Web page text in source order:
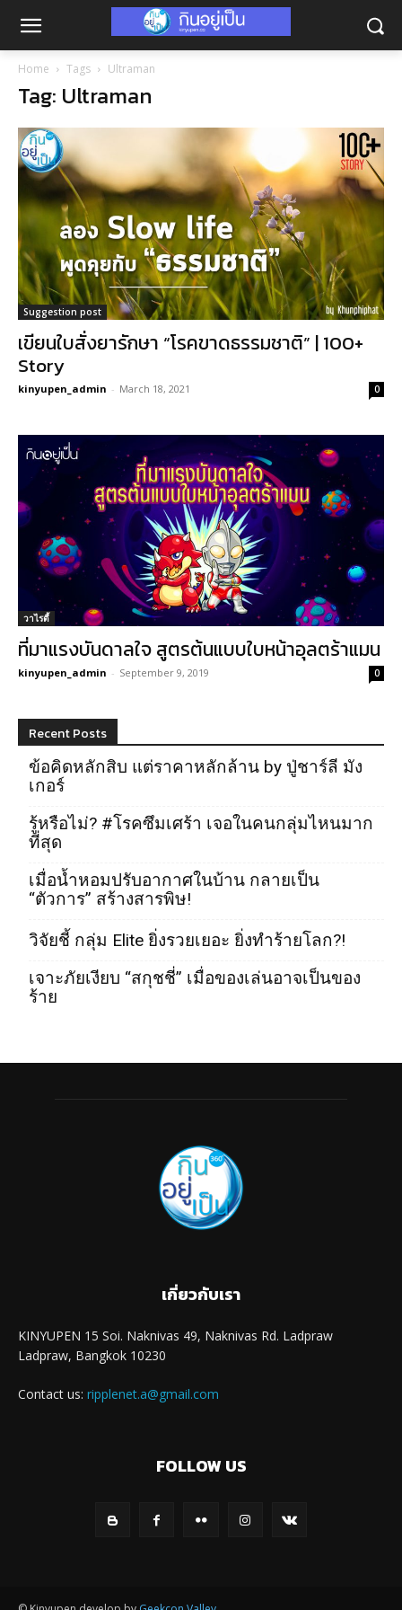
Home Tags Ultraman
Tag: Ultraman
Suggestion post
เขียนใบสั่งยารักษา “โรคขาดธรรมชาติ” | 100+
Story
kinyupen_admin - March 18, 2021 0
วาไรตี้
ที่มาแรงบันดาลใจ สูตรต้นแบบใบหน้าอุลตร้าแมน
kinyupen_admin - September 9, 2019 0
Recent Posts
ข้อคิดหลักสิบ แต่ราคาหลักล้าน by ปู่ชาร์ลี มัง
เกอร์
รู้หรือไม่? #โรคซึมเศร้า เจอในคนกลุ่มไหนมาก
ที่สุด
เมื่อน้ำหอมปรับอากาศในบ้าน กลายเป็น
“ตัวการ” สร้างสารพิษ!
วิจัยชี้ กลุ่ม Elite ยิ่งรวยเยอะ ยิ่งทำร้ายโลก?!
เจาะภัยเงียบ “สกุชชี่” เมื่อของเล่นอาจเป็นของ
ร้าย
เกี่ยวกับเรา
KINYUPEN 15 Soi. Naknivas 49, Naknivas Rd. Ladpraw
Ladpraw, Bangkok 10230
Contact us: ripplenet.a@gmail.com
FOLLOW US